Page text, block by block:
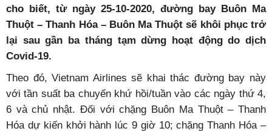
cho biết, từ ngày 25-10-2020, đường bay Buôn Ma
Thuột – Thanh Hóa – Buôn Ma Thuột sẽ khôi phục trở
lại sau gần ba tháng tạm dừng hoạt động do dịch
Covid-19.
Theo đó,Vietnam Airlines sẽ khai thác đường bay này
với tần suất ba chuyến khứ hồi/tuần vào các ngày thứ 4,
6 và chủ nhật. Đối với chặng Buôn Ma Thuột – Thanh
Hóa dự kiến khởi hành lúc 9 giờ 10; chặng Thanh Hóa –